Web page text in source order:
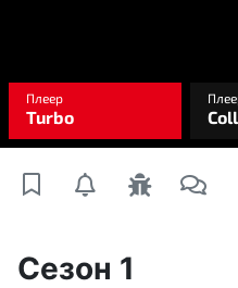
Сезон 1